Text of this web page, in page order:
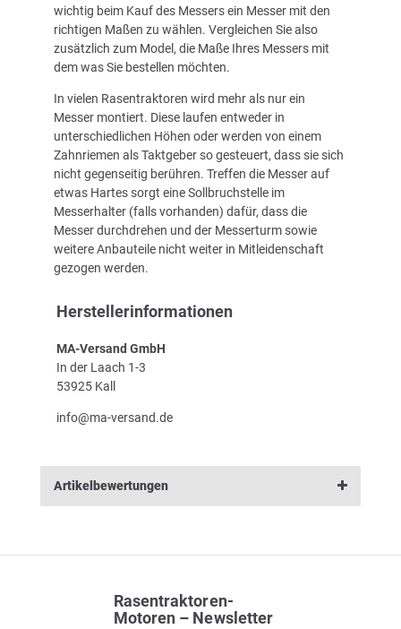
wichtig beim Kauf des Messers ein Messer mit den
richtigen Maßen zu wählen. Vergleichen Sie also
zusätzlich zum Model, die Maße Ihres Messers mit
dem was Sie bestellen möchten.
In vielen Rasentraktoren wird mehr als nur ein
Messer montiert. Diese laufen entweder in
unterschiedlichen Höhen oder werden von einem
Zahnriemen als Taktgeber so gesteuert, dass sie sich
nicht gegenseitig berühren. Treffen die Messer auf
etwas Hartes sorgt eine Sollbruchstelle im
Messerhalter (falls vorhanden) dafür, dass die
Messer durchdrehen und der Messerturm sowie
weitere Anbauteile nicht weiter in Mitleidenschaft
gezogen werden.
Herstellerinformationen
MA-Versand GmbH
In der Laach 1-3
53925 Kall
info@ma-versand.de
Artikelbewertungen
Rasentraktoren-
Motoren – Newsletter